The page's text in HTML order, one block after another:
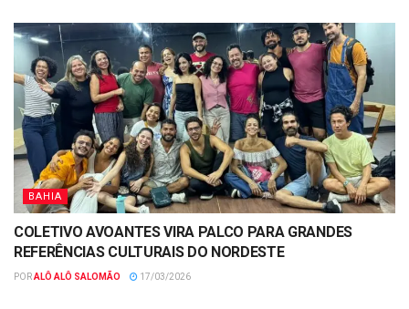
BAHIA
COLETIVO AVOANTES VIRA PALCO PARA GRANDES
REFERÊNCIAS CULTURAIS DO NORDESTE
PORALÔ ALÔ SALOMÃO 17/03/2026